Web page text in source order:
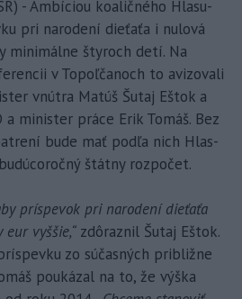
- Ambíciou koaličného Hlasu-
pri narodení dieťaťa i nulová
minimálne štyroch detí. Na
v Topoľčanoch to avizovali
vnútra Matúš Šutaj Eštok a
a minister práce Erik Tomáš. Bez
bude mať podľa nich Hlas-
štátny rozpočet.
príspevok pri narodení dieťaťa
vyššie,“ zdôraznil Šutaj Eštok.
zo súčasných približne
poukázal na to, že výška